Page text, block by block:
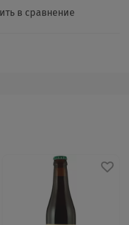
в сравнение